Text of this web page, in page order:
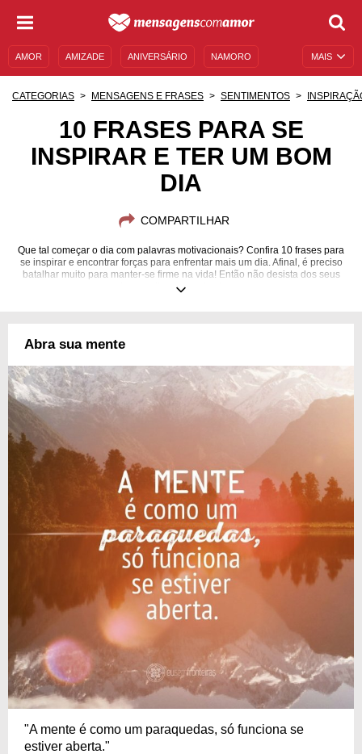
MAIS
AMOR AMIZADE ANIVERSÁRIO NAMORO
MENSAGENS E FRASES MENSAGENS DE ANIVERSÁRIO
BÍBLIA
CATEGORIAS MENSAGENS E FRASES SENTIMENTOS
10 FRASES PARA SE
INSPIRAR E TER UM BOM
DIA
COMPARTILHAR
Que tal começar o dia com palavras motivacionais? Confira 10 frases para
se inspirar e encontrar forças para enfrentar mais um dia. Afinal, é preciso
batalhar muito para manter-se firme na vida! Então não desista dos seus
sonhos, muito menos de si mesmo.
Abra sua mente
"A mente é como um paraquedas, só funciona se
estiver aberta."